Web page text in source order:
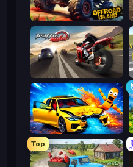
Offroad Island
Traffic Rider
BMG: Ragdoll Playground
Top